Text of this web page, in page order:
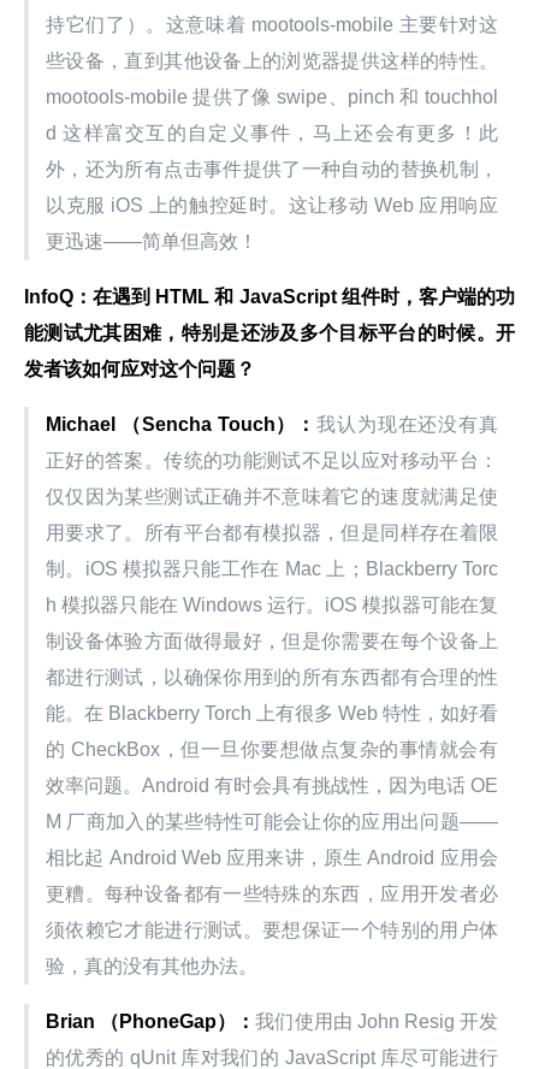
持它们了）。这意味着 mootools-mobile 主要针对这
些设备，直到其他设备上的浏览器提供这样的特性。
mootools-mobile 提供了像 swipe、pinch 和 touchhol
d 这样富交互的自定义事件，马上还会有更多！此
外，还为所有点击事件提供了一种自动的替换机制，
以克服 iOS 上的触控延时。这让移动 Web 应用响应
更迅速——简单但高效！
InfoQ：在遇到 HTML 和 JavaScript 组件时，客户端的功
能测试尤其困难，特别是还涉及多个目标平台的时候。开
发者该如何应对这个问题？
Michael （Sencha Touch）：我认为现在还没有真
正好的答案。传统的功能测试不足以应对移动平台：
仅仅因为某些测试正确并不意味着它的速度就满足使
用要求了。所有平台都有模拟器，但是同样存在着限
制。iOS 模拟器只能工作在 Mac 上；Blackberry Torc
h 模拟器只能在 Windows 运行。iOS 模拟器可能在复
制设备体验方面做得最好，但是你需要在每个设备上
都进行测试，以确保你用到的所有东西都有合理的性
能。在 Blackberry Torch 上有很多 Web 特性，如好看
的 CheckBox，但一旦你要想做点复杂的事情就会有
效率问题。Android 有时会具有挑战性，因为电话 OE
M 厂商加入的某些特性可能会让你的应用出问题——
相比起 Android Web 应用来讲，原生 Android 应用会
更糟。每种设备都有一些特殊的东西，应用开发者必
须依赖它才能进行测试。要想保证一个特别的用户体
验，真的没有其他办法。
Brian （PhoneGap）：我们使用由 John Resig 开发
的优秀的 qUnit 库对我们的 JavaScript 库尽可能进行